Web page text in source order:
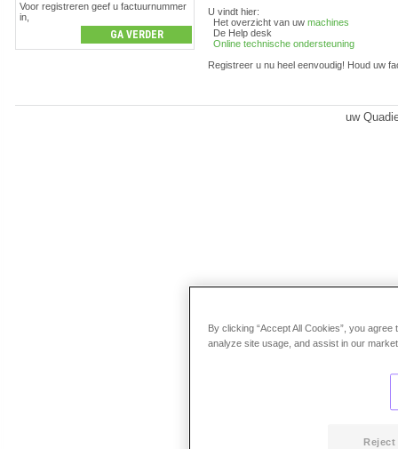
Voor registreren geef u factuurnummer
in,
U vindt hier:
Het overzicht van uw machines
De Help desk
Online technische ondersteuning
Registreer u nu heel eenvoudig! Houd uw
uw
By clicking “Accept All Cookies”, you
analyze site usage, and assist in our